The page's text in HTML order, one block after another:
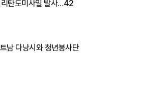
탄도미사일 발사…42
남 다낭시와 청년봉사단